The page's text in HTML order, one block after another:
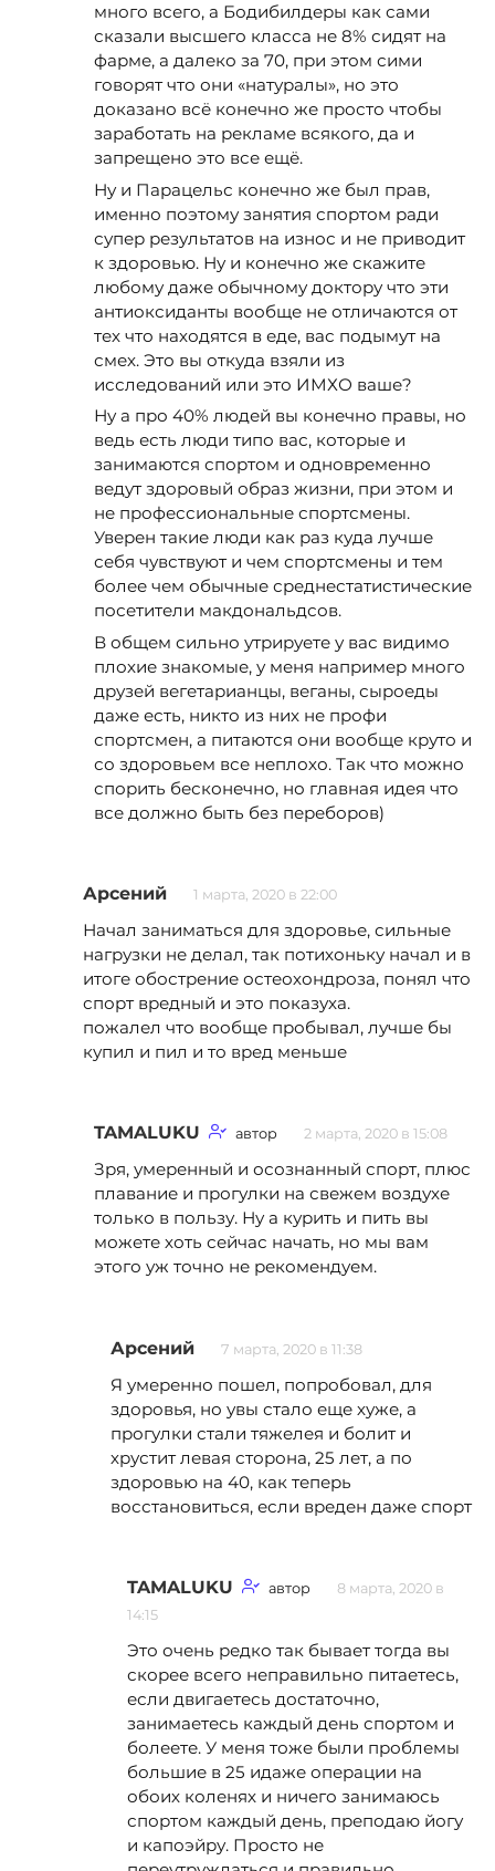
много всего, а Бодибилдеры как сами
сказали высшего класса не 8% сидят на
фарме, а далеко за 70, при этом сими
говорят что они «натуралы», но это
доказано всё конечно же просто чтобы
заработать на рекламе всякого, да и
запрещено это все ещё.
Ну и Парацельс конечно же был прав,
именно поэтому занятия спортом ради
супер результатов на износ и не приводит
к здоровью. Ну и конечно же скажите
любому даже обычному доктору что эти
антиоксиданты вообще не отличаются от
тех что находятся в еде, вас подымут на
смех. Это вы откуда взяли из
исследований или это ИМХО ваше?
Ну а про 40% людей вы конечно правы, но
ведь есть люди типо вас, которые и
занимаются спортом и одновременно
ведут здоровый образ жизни, при этом и
не профессиональные спортсмены.
Уверен такие люди как раз куда лучше
себя чувствуют и чем спортсмены и тем
более чем обычные среднестатистические
посетители макдональдсов.
В общем сильно утрируете у вас видимо
плохие знакомые, у меня например много
друзей вегетарианцы, веганы, сыроеды
даже есть, никто из них не профи
спортсмен, а питаются они вообще круто и
со здоровьем все неплохо. Так что можно
спорить бесконечно, но главная идея что
все должно быть без переборов)
Арсений 1 марта, 2020 в 22:00
Начал заниматься для здоровье, сильные
нагрузки не делал, так потихоньку начал и в
итоге обострение остеохондроза, понял что
спорт вредный и это показуха.
пожалел что вообще пробывал, лучше бы
купил и пил и то вред меньше
TAMALUKU автор 2 марта, 2020 в 15:08
Зря, умеренный и осознанный спорт, плюс
плавание и прогулки на свежем воздухе
только в пользу. Ну а курить и пить вы
можете хоть сейчас начать, но мы вам
этого уж точно не рекомендуем.
Арсений 7 марта, 2020 в 11:38
Я умеренно пошел, попробовал, для
здоровья, но увы стало еще хуже, а
прогулки стали тяжелея и болит и
хрустит левая сторона, 25 лет, а по
здоровью на 40, как теперь
восстановиться, если вреден даже спорт
TAMALUKU автор
8 марта, 2020 в
14:15
Это очень редко так бывает тогда вы
скорее всего неправильно питаетесь,
если двигаетесь достаточно,
занимаетесь каждый день спортом и
болеете. У меня тоже были проблемы
большие в 25 идаже операции на
обоих коленях и ничего занимаюсь
спортом каждый день, преподаю йогу
и капоэйру. Просто не